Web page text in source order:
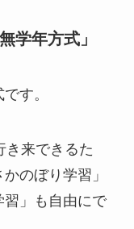
学年方式」
す。
き来できるた
のぼり学習」
習」も自由にで